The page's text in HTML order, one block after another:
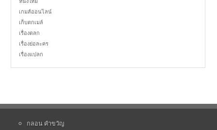
เกมส์ออนไลน์
เก็บตกเมล์
เรื่องตลก
เรื่องย่อละคร
เรื่องแปลก
กลอน คำขวัญ